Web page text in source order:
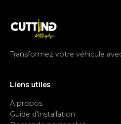
Transformez votre véhicule
Liens utiles
À propos
Guide d'installation